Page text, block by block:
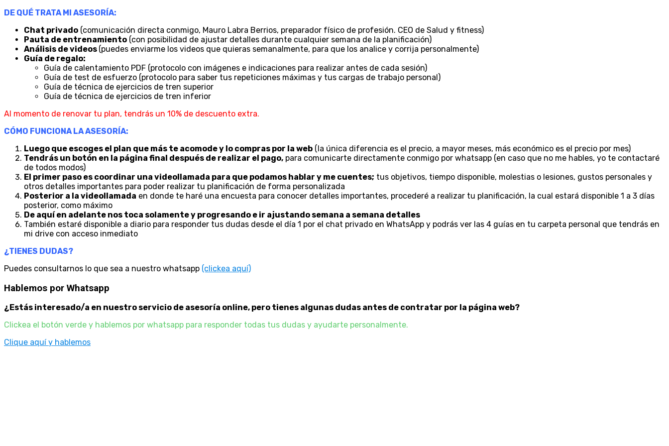
DE QUÉ TRATA MI ASESORÍA:
Chat privado (comunicación directa conmigo, Mauro Labra Berrios, preparador físico de profesión. CEO de Salud y fitness)
Pauta de entrenamiento (con posibilidad de ajustar detalles durante cualquier semana de la planificación)
Análisis de videos (puedes enviarme los videos que quieras semanalmente, para que los analice y corrija personalmente)
Guía de regalo:
Guía de calentamiento PDF (protocolo con imágenes e indicaciones para realizar antes de cada sesión)
Guía de test de esfuerzo (protocolo para saber tus repeticiones máximas y tus cargas de trabajo personal)
Guía de técnica de ejercicios de tren superior
Guía de técnica de ejercicios de tren inferior
Al momento de renovar tu plan, tendrás un 10% de descuento extra.
CÓMO FUNCIONA LA ASESORÍA:
Luego que escoges el plan que más te acomode y lo compras por la web (la única diferencia es el precio, a mayor meses, más económico es el precio por mes)
Tendrás un botón en la página final después de realizar el pago, para comunicarte directamente conmigo por whatsapp (en caso que no me hables, yo te contactaré
de todos modos)
El primer paso es coordinar una videollamada para que podamos hablar y me cuentes; tus objetivos, tiempo disponible, molestias o lesiones, gustos personales y
otros detalles importantes para poder realizar tu planificación de forma personalizada
Posterior a la videollamada en donde te haré una encuesta para conocer detalles importantes, procederé a realizar tu planificación, la cual estará disponible 1 a 3 días
posterior, como máximo
De aquí en adelante nos toca solamente y progresando e ir ajustando semana a semana detalles
También estaré disponible a diario para responder tus dudas desde el día 1 por el chat privado en WhatsApp y podrás ver las 4 guías en tu carpeta personal que tendrás en
mi drive con acceso inmediato
¿TIENES DUDAS?
Puedes consultarnos lo que sea a nuestro whatsapp (clickea aquí)
Hablemos por Whatsapp
¿Estás interesado/a en nuestro servicio de asesoría online, pero tienes algunas dudas antes de contratar por la página web?
Clickea el botón verde y hablemos por whatsapp para responder todas tus dudas y ayudarte personalmente.
Clique aquí y hablemos